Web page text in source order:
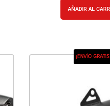
AÑADIR AL
¡ENVÍO